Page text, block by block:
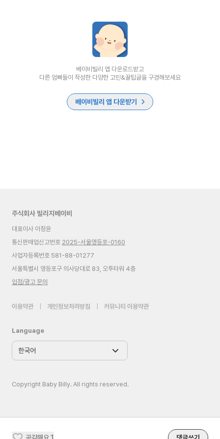
베이비빌리 앱 다운로드받고
다른 엄빠들이 작성한 다양한 고민&꿀팁글을 구경해보세요
베이비빌리 앱 다운받기
주식회사 빌리지베이비
대표이사 이정윤
통신판매업신고번호 2025-서울영등포-0160
사업자등록번호 581-88-01277
서울특별시 영등포구 의사당대로 83, 오투타워 4층
입점/광고 문의
이용약관 개인정보처리방침 커뮤니티 이용약관
Language
Copyright Baby Billy. All rights reserved.